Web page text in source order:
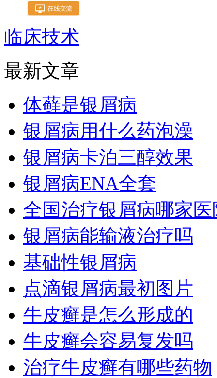
临床技术
最新文章
体藓是银屑病
银屑病用什么药泡澡
银屑病卡泊三醇效果
银屑病ENA全套
全国治疗银屑病哪家
银屑病能输液治疗吗
基础性银屑病
点滴银屑病最初图片
牛皮癣是怎么形成的
牛皮癣会容易复发吗
治疗牛皮癣有哪些药物